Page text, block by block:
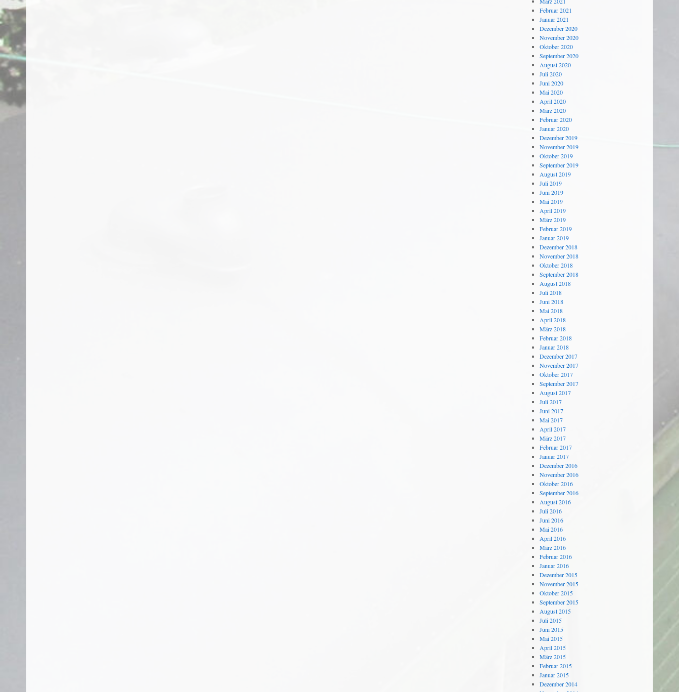
Februar 2021
Januar 2021
Dezember 2020
November 2020
Oktober 2020
September 2020
August 2020
Juli 2020
Juni 2020
Mai 2020
April 2020
März 2020
Februar 2020
Januar 2020
Dezember 2019
November 2019
Oktober 2019
September 2019
August 2019
Juli 2019
Juni 2019
Mai 2019
April 2019
März 2019
Februar 2019
Januar 2019
Dezember 2018
November 2018
Oktober 2018
September 2018
August 2018
Juli 2018
Juni 2018
Mai 2018
April 2018
März 2018
Februar 2018
Januar 2018
Dezember 2017
November 2017
Oktober 2017
September 2017
August 2017
Juli 2017
Juni 2017
Mai 2017
April 2017
März 2017
Februar 2017
Januar 2017
Dezember 2016
November 2016
Oktober 2016
September 2016
August 2016
Juli 2016
Juni 2016
Mai 2016
April 2016
März 2016
Februar 2016
Januar 2016
Dezember 2015
November 2015
Oktober 2015
September 2015
August 2015
Juli 2015
Juni 2015
Mai 2015
April 2015
März 2015
Februar 2015
Januar 2015
Dezember 2014